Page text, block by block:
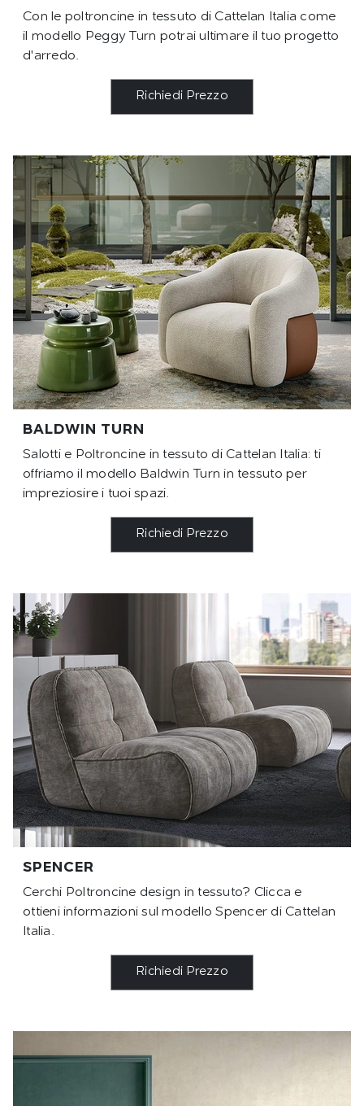
Con le poltroncine in tessuto di Cattelan Italia come
il modello Peggy Turn potrai ultimare il tuo progetto
d'arredo.
Richiedi Prezzo
BALDWIN TURN
Salotti e Poltroncine in tessuto di Cattelan Italia: ti
offriamo il modello Baldwin Turn in tessuto per
impreziosire i tuoi spazi.
Richiedi Prezzo
SPENCER
Cerchi Poltroncine design in tessuto? Clicca e
ottieni informazioni sul modello Spencer di Cattelan
Italia.
Richiedi Prezzo